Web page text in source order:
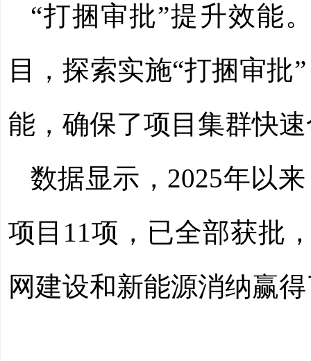
“打捆审批”提升效能
目，探索实施“打捆审
能，确保了项目集群快
数据显示，2025年以
项目11项，已全部获批
网建设和新能源消纳赢